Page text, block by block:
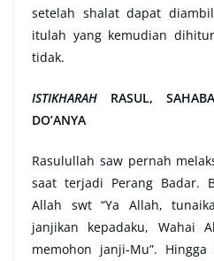
setelah shalat dapat
itulah yang kemudian
tidak.
ISTIKHARAH RASUL,
DO’ANYA
Rasulullah saw pernah
saat terjadi Perang Badar.
Allah swt “Ya Allah,
janjikan kepadaku, Wahai
memohon janji-Mu”.